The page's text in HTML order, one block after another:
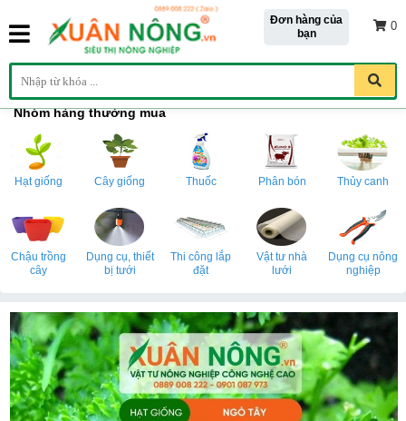
Đơn hàng của
bạn
0
Nhóm hàng thường mua
Hạt giống Cây giống Thuốc Phân bón Thủy canh
Chậu trồng
cây
Dụng cụ, thiết
bị tưới
Thi công lắp
đặt
Vật tư nhà
lưới
Dụng cụ nông
nghiệp